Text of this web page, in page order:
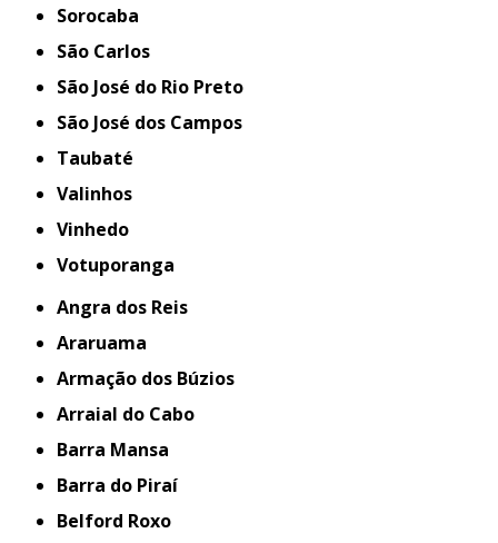
Sorocaba
São Carlos
São José do Rio Preto
São José dos Campos
Taubaté
Valinhos
Vinhedo
Votuporanga
Angra dos Reis
Araruama
Armação dos Búzios
Arraial do Cabo
Barra Mansa
Barra do Piraí
Belford Roxo